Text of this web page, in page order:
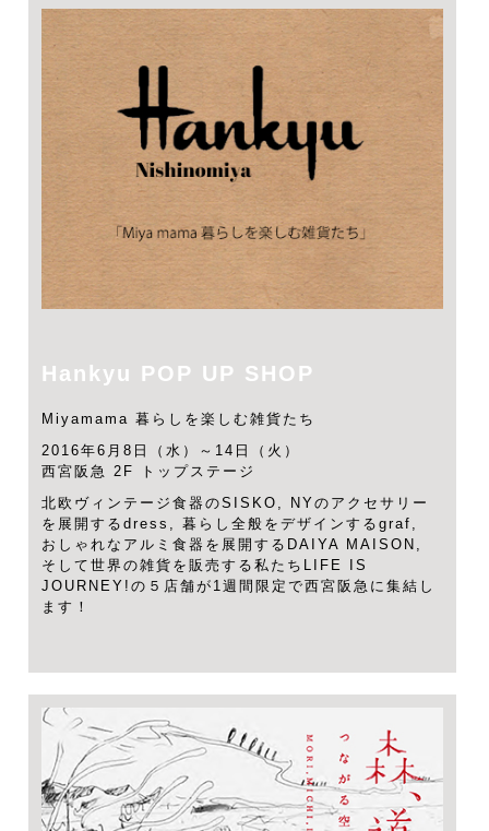
Hankyu POP UP SHOP
Miyamama 暮らしを楽しむ雑貨たち
2016年6月8日（水）～14日（火）
西宮阪急 2F トップステージ
北欧ヴィンテージ食器のSISKO, NYのアクセサリー
を展開するdress, 暮らし全般をデザインするgraf,
おしゃれなアルミ食器を展開するDAIYA MAISON,
そして世界の雑貨を販売する私たちLIFE IS
JOURNEY!の５店舗が1週間限定で西宮阪急に集結し
ます！